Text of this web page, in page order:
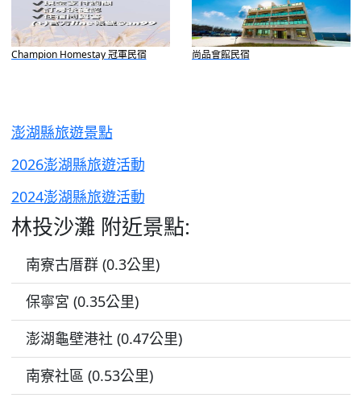
Champion Homestay 冠軍民宿 尚品會館民宿
澎湖縣旅遊景點
2026澎湖縣旅遊活動
2024澎湖縣旅遊活動
林投沙灘 附近景點:
南寮古厝群 (0.3公里)
保寧宮 (0.35公里)
澎湖龜壁港社 (0.47公里)
南寮社區 (0.53公里)